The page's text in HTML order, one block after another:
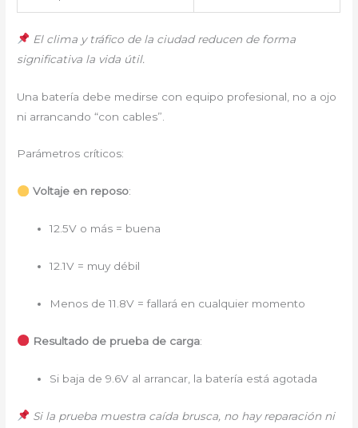
El clima y tráfico de la ciudad reducen de forma
significativa la vida útil.
Una batería debe medirse con equipo profesional, no a ojo
ni arrancando “con cables”.
Parámetros críticos:
Voltaje en reposo:
12.5V o más = buena
12.1V = muy débil
Menos de 11.8V = fallará en cualquier momento
Resultado de prueba de carga:
Si baja de 9.6V al arrancar, la batería está agotada
Si la prueba muestra caída brusca, no hay reparación ni